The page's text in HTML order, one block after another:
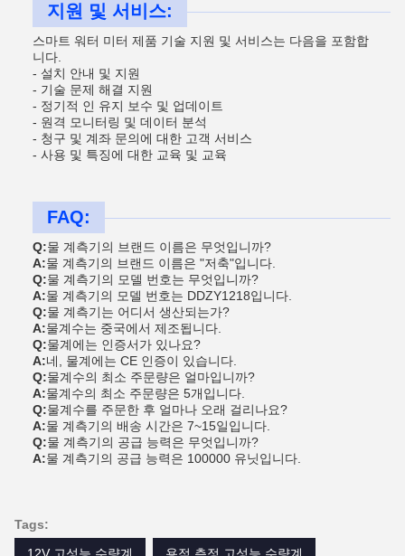
지원 및 서비스:
스마트 워터 미터 제품 기술 지원 및 서비스는 다음을 포함합
니다.
- 설치 안내 및 지원
- 기술 문제 해결 지원
- 정기적 인 유지 보수 및 업데이트
- 원격 모니터링 및 데이터 분석
- 청구 및 계좌 문의에 대한 고객 서비스
- 사용 및 특징에 대한 교육 및 교육
FAQ:
Q:물 계측기의 브랜드 이름은 무엇입니까?
A:물 계측기의 브랜드 이름은 "저축"입니다.
Q:물 계측기의 모델 번호는 무엇입니까?
A:물 계측기의 모델 번호는 DDZY1218입니다.
Q:물 계측기는 어디서 생산되는가?
A:물계수는 중국에서 제조됩니다.
Q:물계에는 인증서가 있나요?
A:네, 물계에는 CE 인증이 있습니다.
Q:물계수의 최소 주문량은 얼마입니까?
A:물계수의 최소 주문량은 5개입니다.
Q:물계수를 주문한 후 얼마나 오래 걸리나요?
A:물 계측기의 배송 시간은 7~15일입니다.
Q:물 계측기의 공급 능력은 무엇입니까?
A:물 계측기의 공급 능력은 100000 유닛입니다.
Tags: